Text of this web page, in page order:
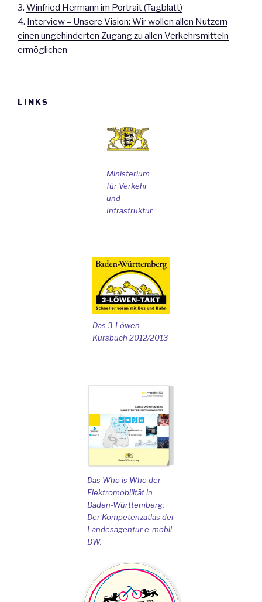
3. Winfried Hermann im Portrait (Tagblatt)
4. Interview – Unsere Vision: Wir wollen allen Nutzern
einen ungehinderten Zugang zu allen Verkehrsmitteln
ermöglichen
LINKS
Ministerium
für Verkehr
und
Infrastruktur
Das 3-Löwen-
Kursbuch 2012/2013
Das Who is Who der
Elektromobilität in
Baden-Württemberg:
Der Kompetenzatlas der
Landesagentur e-mobil
BW.